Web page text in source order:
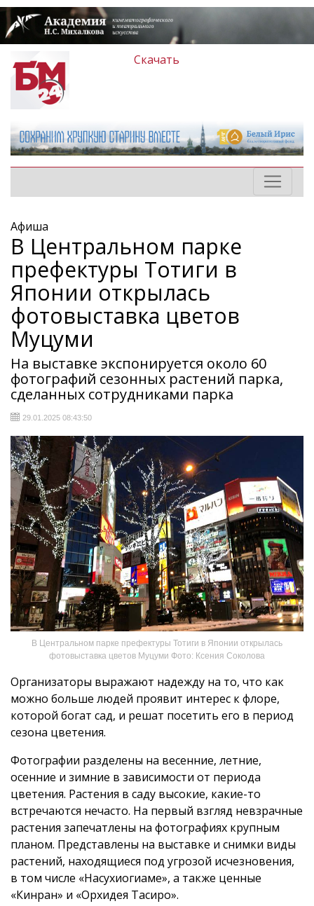
Скачать
Афиша
В Центральном парке
префектуры Тотиги в
Японии открылась
фотовыставка цветов
Муцуми
На выставке экспонируется около 60
фотографий сезонных растений парка,
сделанных сотрудниками парка
29.01.2025 08:43:50
В Центральном парке префектуры Тотиги в Японии открылась
фотовыставка цветов Муцуми Фото: Ксения Соколова
Организаторы выражают надежду на то, что как
можно больше людей проявит интерес к флоре,
которой богат сад, и решат посетить его в период
сезона цветения.
Фотографии разделены на весенние, летние,
осенние и зимние в зависимости от периода
цветения. Растения в саду высокие, какие-то
встречаются нечасто. На первый взгляд невзрачные
растения запечатлены на фотографиях крупным
планом. Представлены на выставке и снимки виды
растений, находящиеся под угрозой исчезновения,
в том числе «Насухиогиаме», а также ценные
«Кинран» и «Орхидея Тасиро».